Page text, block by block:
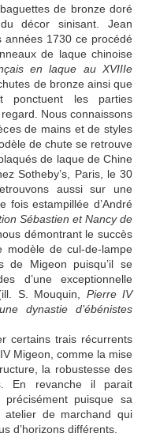
de bronze doré
décor sinisant. Jean
années 1730 ce procédé
de laque chinoise
çais en laque au XVIIIe
de bronze ainsi que
ponctuent les parties
Nous connaissons
de mains et de styles
de chute se retrouve
de laque de Chine
Sotheby’s, Paris, le 30
aussi sur une
fois estampillée d’André
Sébastien et Nancy de
démontrant le succès
modèle de cul-de-lampe
de Migeon puisqu’il se
d’une exceptionnelle
S. Mouquin, Pierre IV
une dynastie d’ébénistes
certains trais récurrents
Migeon, comme la mise
la robustesse des
En revanche il parait
puisque sa
atelier de marchand qui
d’horizons différents.